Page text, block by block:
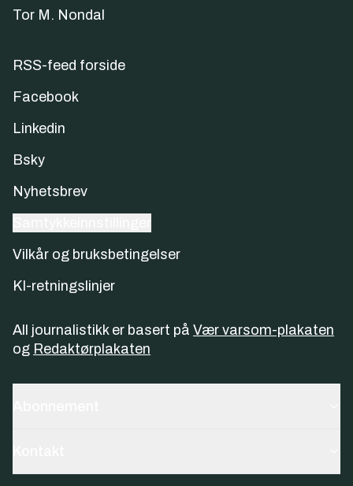
Tor M. Nondal
RSS-feed forside
Facebook
Linkedin
Bsky
Nyhetsbrev
Vilkår og bruksbetingelser
KI-retningslinjer
All journalistikk er basert på Vær varsom-plakaten
og Redaktørplakaten